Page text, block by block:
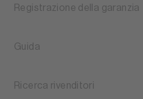
Registrazione della garanzia
Guida
Ricerca rivenditori